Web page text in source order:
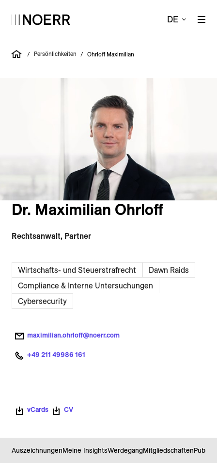
DE
/ Persönlichkeiten / Ohrloff Maximilian
Dr. Maximilian Ohrloff
Rechtsanwalt, Partner
Wirtschafts- und Steuerstrafrecht
Dawn Raids
Compliance & Interne Untersuchungen
Cybersecurity
maximilian.ohrloff@noerr.com
+49 211 49986 161
vCards CV
AuszeichnungenMeine InsightsWerdegangMitgliedschaften